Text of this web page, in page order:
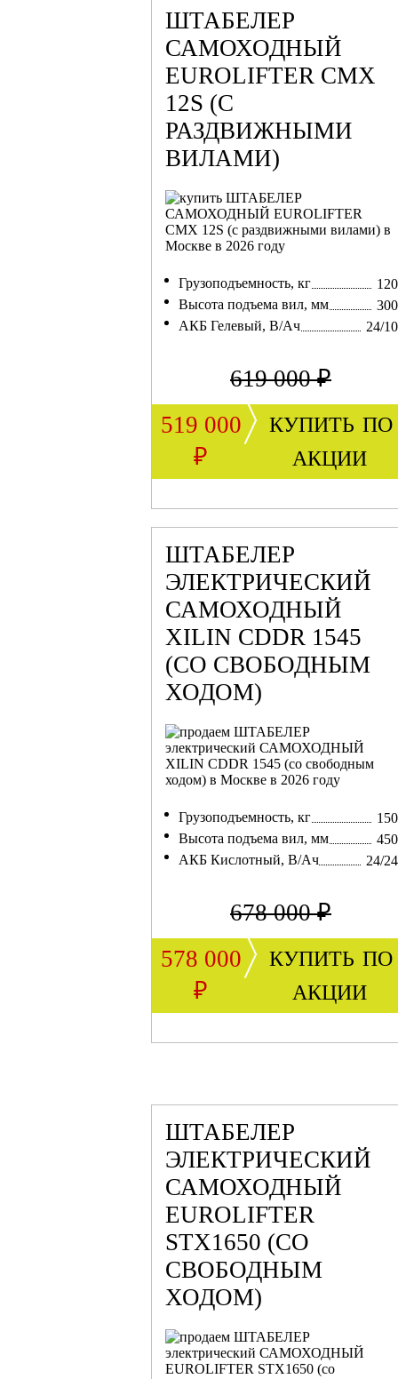
ШТАБЕЛЕР
САМОХОДНЫЙ
EUROLIFTER CMX
12S (С
РАЗДВИЖНЫМИ
ВИЛАМИ)
Грузоподъемность, кг
Высота подъема вил, мм
АКБ Гелевый, В/Ач
24/
619 000 ₽
519 000
₽
купить по
акции
ШТАБЕЛЕР
ЭЛЕКТРИЧЕСКИЙ
САМОХОДНЫЙ
XILIN CDDR 1545
(СО СВОБОДНЫМ
ХОДОМ)
Грузоподъемность, кг
Высота подъема вил, мм
АКБ Кислотный, В/Ач
24/
678 000 ₽
578 000
₽
купить по
акции
ШТАБЕЛЕР
ЭЛЕКТРИЧЕСКИЙ
САМОХОДНЫЙ
EUROLIFTER
STX1650 (СО
СВОБОДНЫМ
ХОДОМ)